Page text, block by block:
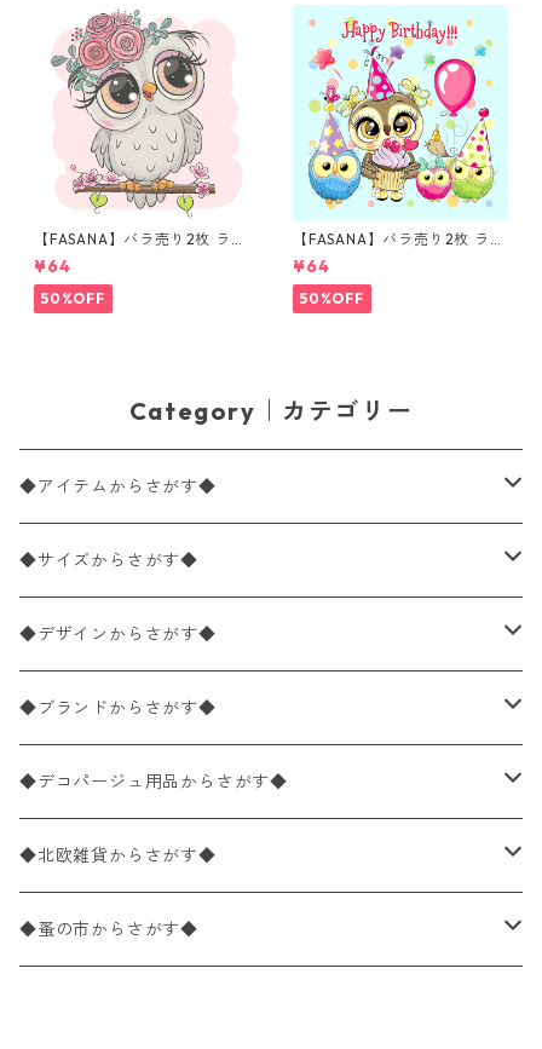
【FASANA】バラ売り2枚 ラン
チサイズ ペーパーナプキン Ca
rtoon Owl ホワイト
¥64
50%OFF
【FASANA】バラ売り2枚 ラン
チサイズ ペーパーナプキン Ha
ppy Birthday Owls ブルー
¥64
50%OFF
Category｜カテゴリー
◆アイテムからさがす◆
ペーパーナプキン2枚バラ売り
ペーパーナプキン1枚バラ売り
ペーパーナプキン20枚入りパック
ペーパーナプキン10枚入りパック
ライスペーパー
ペーパーリネンナプキン
◆サイズからさがす◆
33×33cm（ランチサイズ）
バラ売り
パック売り
25×25cm（カクテルサイズ）
バラ売り
パック売り
40×40cm（ディナーサイズ）
バラ売り
パック売り
21×21cm（ポケットサイズ）
バラ売り
33cm（ラウンド）
◆デザインからさがす◆
花柄
植物・グリーン柄
動物・鳥・昆虫・蝶柄
海・魚柄
◆ブランドからさがす◆
ドイツ製 IHR/イア
ランチサイズ
カクテルサイズ
ドイツ製 Ambiente/アンビエンテ
ランチサイズ
ドイツ製 Paperproducts Design
◆デコパージュ用品からさがす◆
デコパージュ液
デコパージュ下地
◆北欧雑貨からさがす◆
シリコンモールド
◆蚤の市からさがす◆